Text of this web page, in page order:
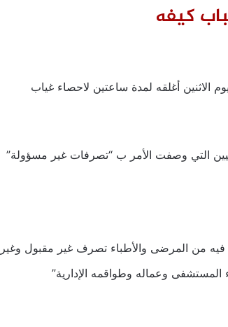
كيفه
الاثنين أغلقه لمدة ساعتين لاحصاء غياب
التي وصفت الأمر ب “تصرفات غير مسؤولة”
من المرضى والأطباء تصرف غير مقبول وغير
المستشفى وعماله وطواقمه الإدارية”